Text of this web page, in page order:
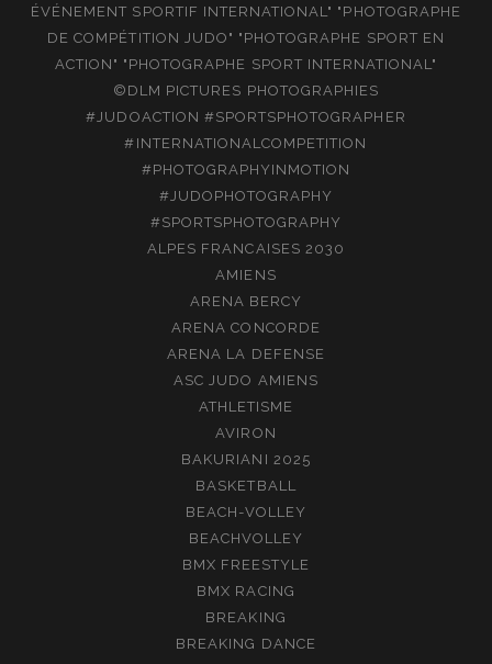
ÉVÉNEMENT SPORTIF INTERNATIONAL" "PHOTOGRAPHE
DE COMPÉTITION JUDO" "PHOTOGRAPHE SPORT EN
ACTION" "PHOTOGRAPHE SPORT INTERNATIONAL"
©DLM PICTURES PHOTOGRAPHIES
#JUDOACTION #SPORTSPHOTOGRAPHER
#INTERNATIONALCOMPETITION
#PHOTOGRAPHYINMOTION
#JUDOPHOTOGRAPHY
#SPORTSPHOTOGRAPHY
ALPES FRANCAISES 2030
AMIENS
ARENA BERCY
ARENA CONCORDE
ARENA LA DEFENSE
ASC JUDO AMIENS
ATHLETISME
AVIRON
BAKURIANI 2025
BASKETBALL
BEACH-VOLLEY
BEACHVOLLEY
BMX FREESTYLE
BMX RACING
BREAKING
BREAKING DANCE